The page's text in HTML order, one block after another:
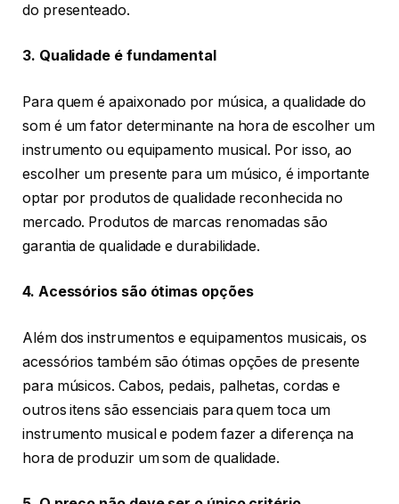
do presenteado.
3. Qualidade é fundamental
Para quem é apaixonado por música, a qualidade do
som é um fator determinante na hora de escolher um
instrumento ou equipamento musical. Por isso, ao
escolher um presente para um músico, é importante
optar por produtos de qualidade reconhecida no
mercado. Produtos de marcas renomadas são
garantia de qualidade e durabilidade.
4. Acessórios são ótimas opções
Além dos instrumentos e equipamentos musicais, os
acessórios também são ótimas opções de presente
para músicos. Cabos, pedais, palhetas, cordas e
outros itens são essenciais para quem toca um
instrumento musical e podem fazer a diferença na
hora de produzir um som de qualidade.